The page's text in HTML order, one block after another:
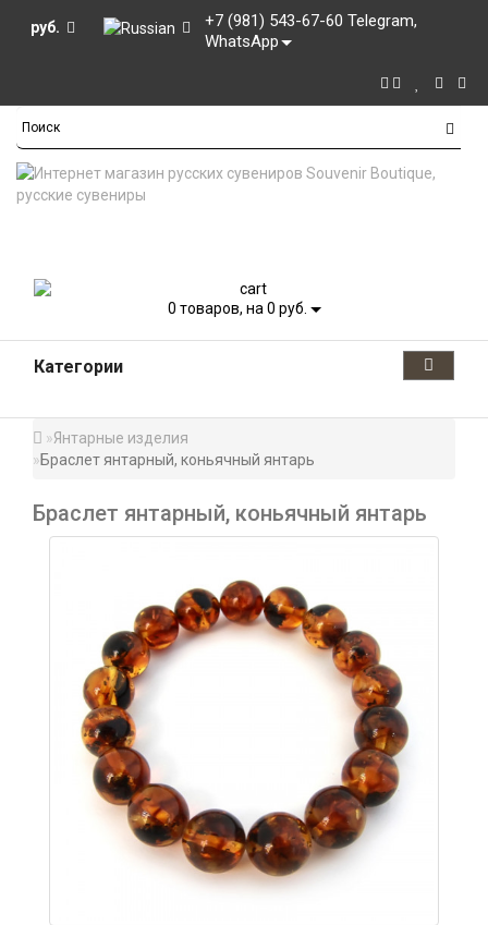
руб.
+7 (981) 543-67-60 Telegram,
WhatsApp
0 товаров, на 0 руб.
Категории
Янтарные изделия
Браслет янтарный, коньячный янтарь
Браслет янтарный, коньячный янтарь